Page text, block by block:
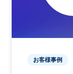
お客様事例